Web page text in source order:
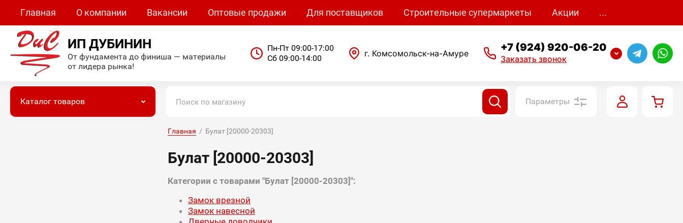
Главная О компании Вакансии Оптовые продажи Для поставщиков Строительные супермаркеты Акции ...
ИП ДУБИНИН
От фундамента до финиша — материалы
от лидера рынка!
Пн-Пт 09:00-17:00
Сб 09:00-14:00
г. Комсомольск-на-Амуре +7 (924) 920-06-20
Заказать звонок
Каталог товаров Параметры
Главная
  /  Булат [20000-20303]
Булат [20000-20303]
Категории с товарами "Булат [20000-20303]":
Замок врезной
Замок навесной